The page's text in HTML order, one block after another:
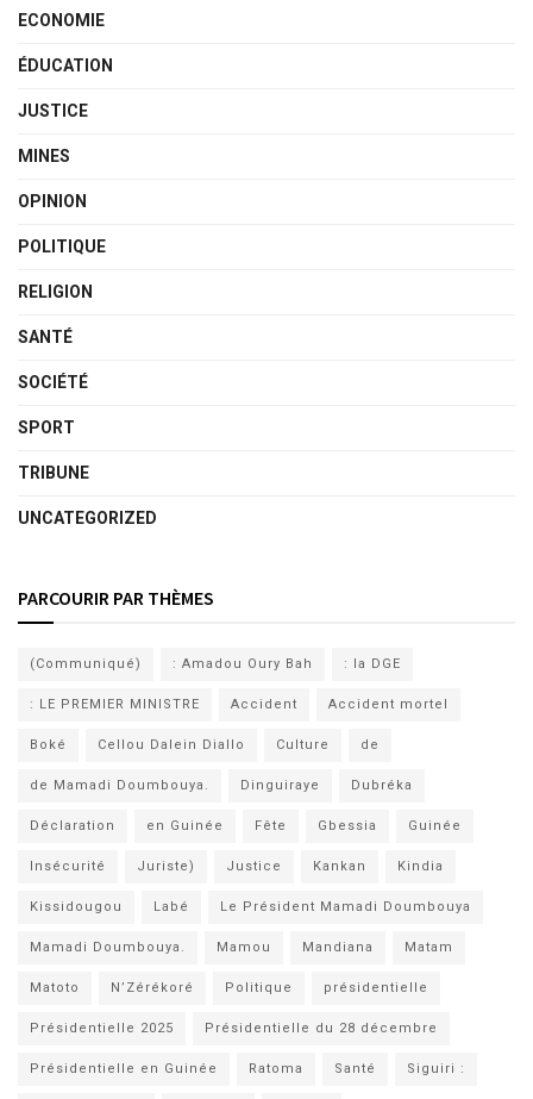
ECONOMIE
ÉDUCATION
JUSTICE
MINES
OPINION
POLITIQUE
RELIGION
SANTÉ
SOCIÉTÉ
SPORT
TRIBUNE
UNCATEGORIZED
PARCOURIR PAR THÈMES
(Communiqué) : Amadou Oury Bah : la DGE
: LE PREMIER MINISTRE Accident Accident mortel
Boké Cellou Dalein Diallo Culture de
de Mamadi Doumbouya. Dinguiraye Dubréka
Déclaration en Guinée Fête Gbessia Guinée
Insécurité Juriste) Justice Kankan Kindia
Kissidougou Labé Le Président Mamadi Doumbouya
Mamadi Doumbouya. Mamou Mandiana Matam
Matoto N’Zérékoré Politique présidentielle
Présidentielle 2025 Présidentielle du 28 décembre
Présidentielle en Guinée Ratoma Santé Siguiri :